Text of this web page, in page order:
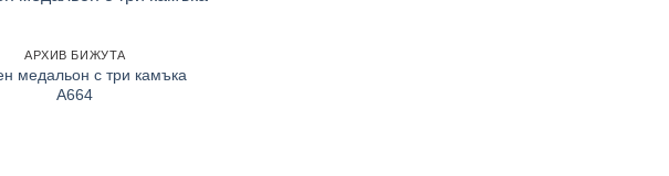
АРХИВ БИЖУТА
медальон с три камъка
A664